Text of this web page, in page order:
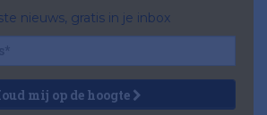
nieuws, gratis in je inbox
mij op de hoogte